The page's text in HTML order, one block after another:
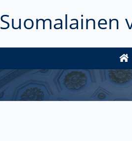
Suomalainen